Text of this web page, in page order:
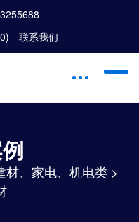
0) 联系我们
材、家电、机电类>